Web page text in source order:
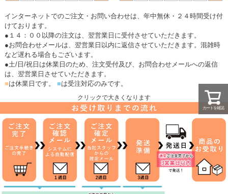
カートを確認
インターネットでのご注文・お問い合わせは、年中無休・２４時間受け付
けております。
●１４：００以降の注文は、翌営業日に受付させていただきます。
●お問合わせメールは、翌営業日以内に返信させていただきます。混雑時
など遅れる場合もございます。
●土/日/祝日は休業日のため、注文受付及び、お問合わせメールへの返信
は、翌営業日させていただきます。
■は休業日です。 ■は受注対応のみです。
クリックで大きくなります